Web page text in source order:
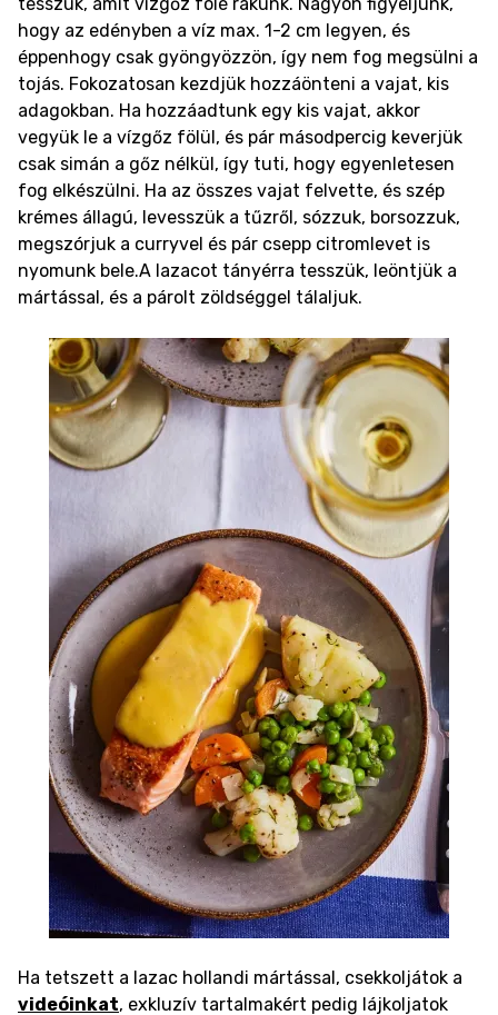
hogy az edényben a víz max. 1-2 cm legyen, és
éppenhogy csak gyöngyözzön, így nem fog megsülni a
tojás. Fokozatosan kezdjük hozzáönteni a vajat, kis
adagokban. Ha hozzáadtunk egy kis vajat, akkor
vegyük le a vízgőz fölül, és pár másodpercig keverjük
csak simán a gőz nélkül, így tuti, hogy egyenletesen
fog elkészülni. Ha az összes vajat felvette, és szép
krémes állagú, levesszük a tűzről, sózzuk, borsozzuk,
megszórjuk a curryvel és pár csepp citromlevet is
nyomunk bele.A lazacot tányérra tesszük, leöntjük a
mártással, és a párolt zöldséggel tálaljuk.
Ha tetszett a lazac hollandi mártással, csekkoljátok a
videóinkat, exkluzív tartalmakért pedig lájkoljatok